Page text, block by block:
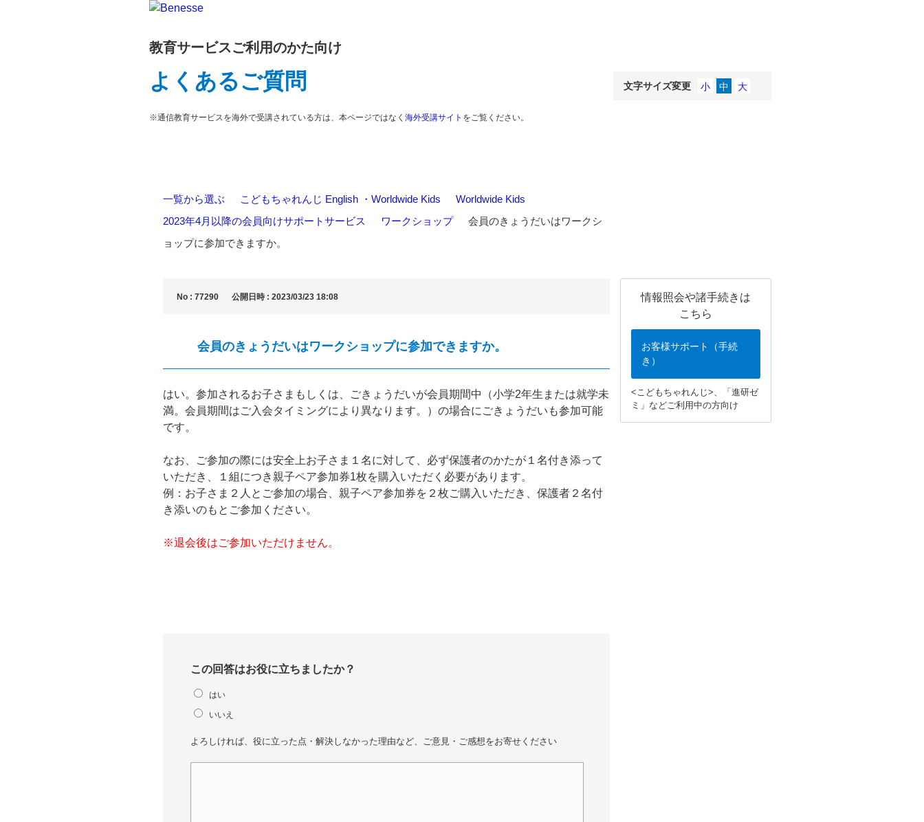
教育サービスご利用のかた向け
よくあるご質問
※通信教育サービスを海外で受講されている方は、本ページではなく 海外受講サイト をご覧ください。
文字サイズ変更
一覧から選ぶ こどもちゃれんじ English ・Worldwide Kids Worldwide Kids
2023年4月以降の会員向けサポートサービス
ワークショップ
会員のきょうだいはワークシ
ョップに参加できますか。
情報照会や諸手続きは
こちら
お客様サポート（手続
き）
<こどもちゃれんじ>、「進研ゼ
ミ」などご利用中の方向け
No : 77290 公開日時 : 2023/03/23 18:08
会員のきょうだいはワークショップに参加できますか。
はい。参加されるお子さまもしくは、ごきょうだいが会員期間中（小学2年生または就学未
満。会員期間はご入会タイミングにより異なります。）の場合にごきょうだいも参加可能
です。
なお、ご参加の際には安全上お子さま１名に対して、必ず保護者のかたが１名付き添って
いただき、１組につき親子ペア参加券1枚を購入いただく必要があります。
例：お子さま２人とご参加の場合、親子ペア参加券を２枚ご購入いただき、保護者２名付
き添いのもとご参加ください。
※退会後はご参加いただけません。
この回答はお役に立ちましたか？
はい
いいえ
よろしければ、役に立った点・解決しなかった理由など、ご意見・ご感想をお寄せください